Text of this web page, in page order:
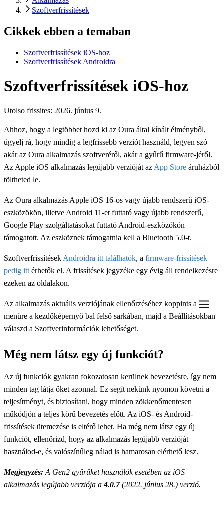
Szoftverfrissítések
Cikkek ebben a temaban
Szoftverfrissítések iOS-hoz
Szoftverfrissítések Androidra
Szoftverfrissítések iOS-hoz
Utolso frissites: 2026. június 9.
Ahhoz, hogy a legtöbbet hozd ki az Oura által kínált élményből,
ügyelj rá, hogy mindig a legfrissebb verziót használd, legyen szó
akár az Oura alkalmazás szoftveréről, akár a gyűrű firmware-jéről.
Az Apple iOS alkalmazás legújabb verzióját az App Store áruházból
töltheted le.
Az Oura alkalmazás Apple iOS 16-os vagy újabb rendszerű iOS-
eszközökön, illetve Android 11-et futtató vagy újabb rendszerű,
Google Play szolgáltatásokat futtató Android-eszközökön
támogatott. Az eszköznek támogatnia kell a Bluetooth 5.0-t.
Szoftverfrissítések Androidra itt találhatók, a firmware-frissítések
pedig itt érhetők el. A frissítések jegyzéke egy évig áll rendelkezésre
ezeken az oldalakon.
Az alkalmazás aktuális verziójának ellenőrzéséhez koppints a
menüre a kezdőképernyő bal felső sarkában, majd a Beállításokban
válaszd a Szoftverinformációk lehetőséget.
Még nem látsz egy új funkciót?
Az új funkciók gyakran fokozatosan kerülnek bevezetésre, így nem
minden tag látja őket azonnal. Ez segít nekünk nyomon követni a
teljesítményt, és biztosítani, hogy minden zökkenőmentesen
működjön a teljes körű bevezetés előtt. Az iOS- és Android-
frissítések ütemezése is eltérő lehet. Ha még nem látsz egy új
funkciót, ellenőrizd, hogy az alkalmazás legújabb verzióját
használod-e, és valószínűleg nálad is hamarosan elérhető lesz.
Megjegyzés: A Gen2 gyűrűket használók esetében az iOS
alkalmazás legújabb verziója a4.0.7(2022. június 28.) verzió.